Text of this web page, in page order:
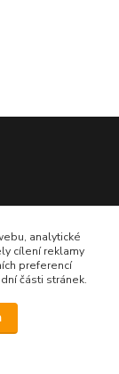
analytické
cílení reklamy
preferencí
části stránek.